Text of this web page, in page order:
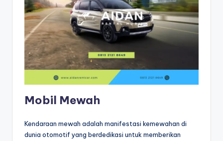
Mobil Mewah
Kendaraan mewah adalah manifestasi kemewahan di
dunia otomotif yang berdedikasi untuk memberikan